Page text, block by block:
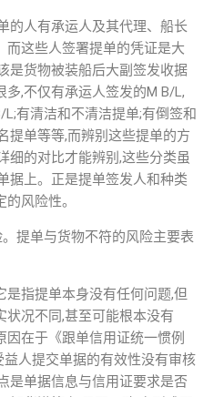
的人有承运人及其代理、船长
而这些人签署提单的凭证是大
是货物被装船后大副签发收据
,不仅有承运人签发的M B/L,
有清洁和不清洁提单;有倒签和
提单等等,而辨别这些提单的方
细的对比才能辨别,这些分类虽
据上。正是提单签发人和种类
风险性。
提单与货物不符的风险主要表
是指提单本身没有任何问题,但
况不同,甚至可能根本没有
因在于《跟单信用证统一惯例
人提交单据的有效性没有审核
是单据信息与信用证要求是否